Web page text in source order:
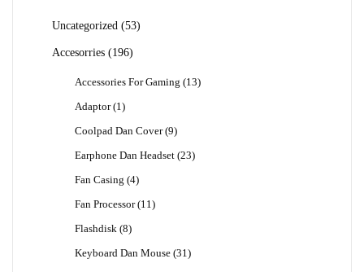
Uncategorized 5353
Accesorries
196196
Accessories For Gaming 1313
Adaptor 11
Coolpad Dan Cover 99
Earphone Dan Headset 2323
Fan Casing 44
Fan Processor 1111
Flashdisk 88
Keyboard Dan Mouse 3131